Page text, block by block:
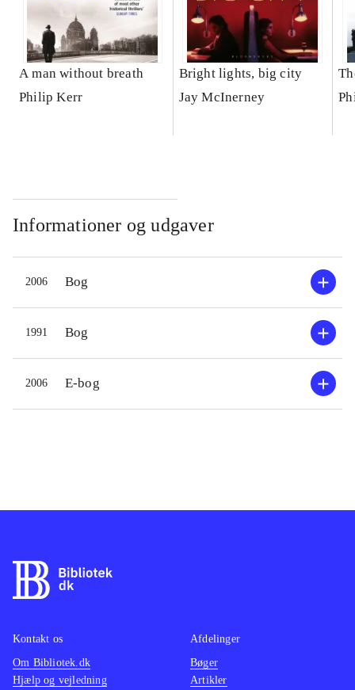
A man without breath
Philip Kerr
Bright lights, big city
Jay McInerney
Informationer og udgaver
2006 Bog
1991 Bog
2006 E-bog
Kontakt os
Om Bibliotek.dk
Hjælp og vejledning
Afdelinger
Bøger
Artikler